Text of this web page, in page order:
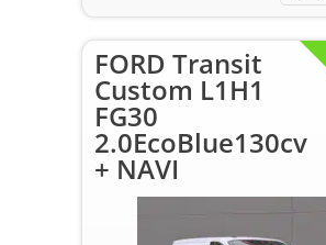
FORD Transit
Custom L1H1
FG30
2.0EcoBlue130cv
+ NAVI